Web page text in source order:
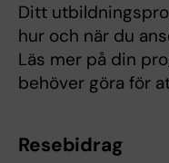
Ditt
hur och när du
Läs mer på din
behöver göra för
Resebidrag